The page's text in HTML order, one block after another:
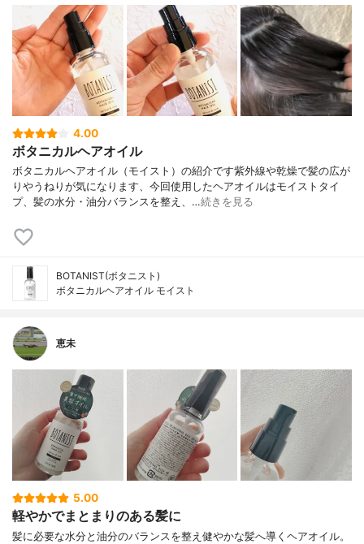
4.00
ボタニカルヘアオイル
ボタニカルヘアオイル（モイスト）の紹介です紫外線や乾燥で髪の広が
りやうねりが気になります、今回使用したヘアオイルはモイストタイ
プ、髪の水分・油分バランスを整え、…続きを見る
BOTANIST(ボタニスト)
ボタニカルヘアオイル モイスト
恵未
5.00
軽やかでまとまりのある髪に
髪に必要な水分と油分のバランスを整え健やかな髪へ導くヘアオイル。